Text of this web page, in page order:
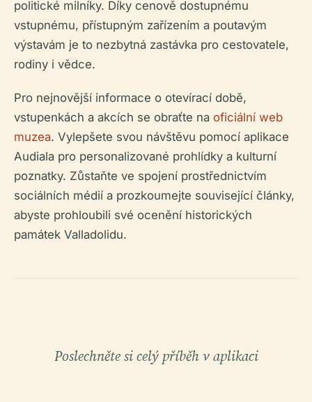
politické milníky. Díky cenově dostupnému
vstupnému, přístupným zařízením a poutavým
výstavám je to nezbytná zastávka pro cestovatele,
rodiny i vědce.
Pro nejnovější informace o otevírací době,
vstupenkách a akcích se obraťte na oficiální web
muzea. Vylepšete svou návštěvu pomocí aplikace
Audiala pro personalizované prohlídky a kulturní
poznatky. Zůstaňte ve spojení prostřednictvím
sociálních médií a prozkoumejte související články,
abyste prohloubili své ocenění historických
památek Valladolidu.
Poslechněte si celý příběh v aplikaci